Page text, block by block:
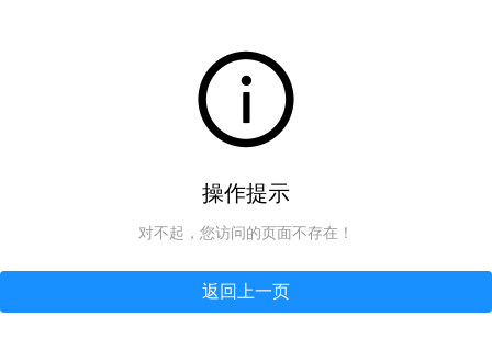
操作提示
对不起，您访问的页面不存在！
返回上一页